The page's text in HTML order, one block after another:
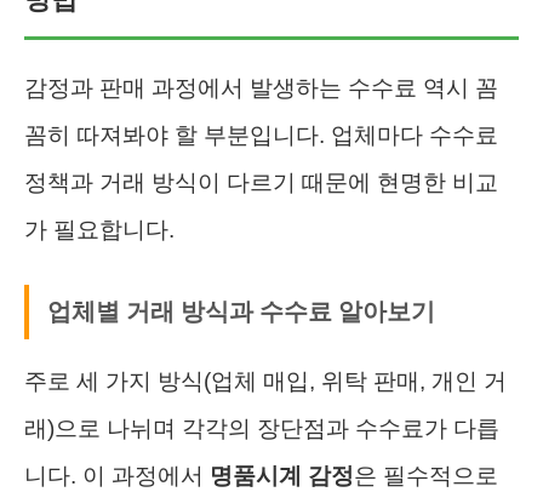
감정과 판매 과정에서 발생하는 수수료 역시 꼼
꼼히 따져봐야 할 부분입니다. 업체마다 수수료
정책과 거래 방식이 다르기 때문에 현명한 비교
가 필요합니다.
업체별 거래 방식과 수수료 알아보기
주로 세 가지 방식(업체 매입, 위탁 판매, 개인 거
래)으로 나뉘며 각각의 장단점과 수수료가 다릅
니다. 이 과정에서 명품시계 감정은 필수적으로